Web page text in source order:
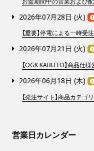
2026年07月28日 (火)
【重要】停電による一時受
2026年07月21日 (火)
【OGK KABUTO】商品仕
2026年06月18日 (木)
【発注サイト】商品カテゴ
営業日カレンダー